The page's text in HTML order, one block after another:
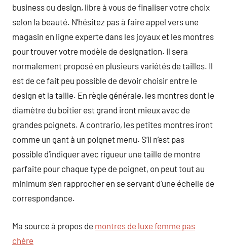
business ou design, libre à vous de finaliser votre choix
selon la beauté. N’hésitez pas à faire appel vers une
magasin en ligne experte dans les joyaux et les montres
pour trouver votre modèle de designation. Il sera
normalement proposé en plusieurs variétés de tailles. Il
est de ce fait peu possible de devoir choisir entre le
design et la taille. En règle générale, les montres dont le
diamètre du boîtier est grand iront mieux avec de
grandes poignets. A contrario, les petites montres iront
comme un gant à un poignet menu. S’il n’est pas
possible d’indiquer avec rigueur une taille de montre
parfaite pour chaque type de poignet, on peut tout au
minimum s’en rapprocher en se servant d’une échelle de
correspondance.
Ma source à propos de montres de luxe femme pas
chère